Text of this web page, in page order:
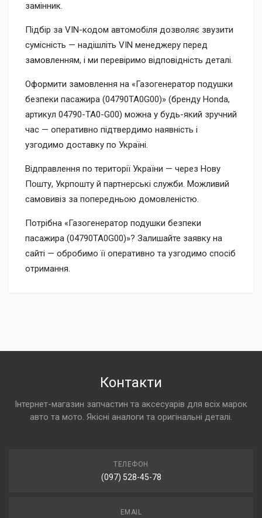
замінник.
Підбір за VIN-кодом автомобіля дозволяє звузити
сумісність — надішліть VIN менеджеру перед
замовленням, і ми перевіримо відповідність деталі.
Оформити замовлення на «Газогенератор подушки
безпеки пасажира (04790TA0G00)» (бренду Honda,
артикул 04790-TA0-G00) можна у будь-який зручний
час — оперативно підтвердимо наявність і
узгодимо доставку по Україні.
Відправлення по території України — через Нову
Пошту, Укрпошту й партнерські служби. Можливий
самовивіз за попередньою домовленістю.
Потрібна «Газогенератор подушки безпеки
пасажира (04790TA0G00)»? Залишайте заявку на
сайті — обробимо її оперативно та узгодимо спосіб
отримання.
Контакти
Інтернет-магазин запчастин та аксесуарів для всіх марок
авто та мото. Якісні аналоги та оригінальні деталі.
ТЕЛЕФОН
(097) 528-45-78
EMAIL